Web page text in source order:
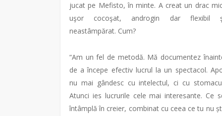
jucat pe Mefisto, în minte. A creat un drac
uşor cocoşat, androgin dar flexibil
neastâmpărat. Cum?
“Am un fel de metodă. Mă documentez
de a începe efectiv lucrul la un spectacol.
nu mai gândesc cu intelectul, ci cu
Atunci ies lucrurile cele mai interesante. Ce
întâmplă în creier, combinat cu ceea ce tu nu